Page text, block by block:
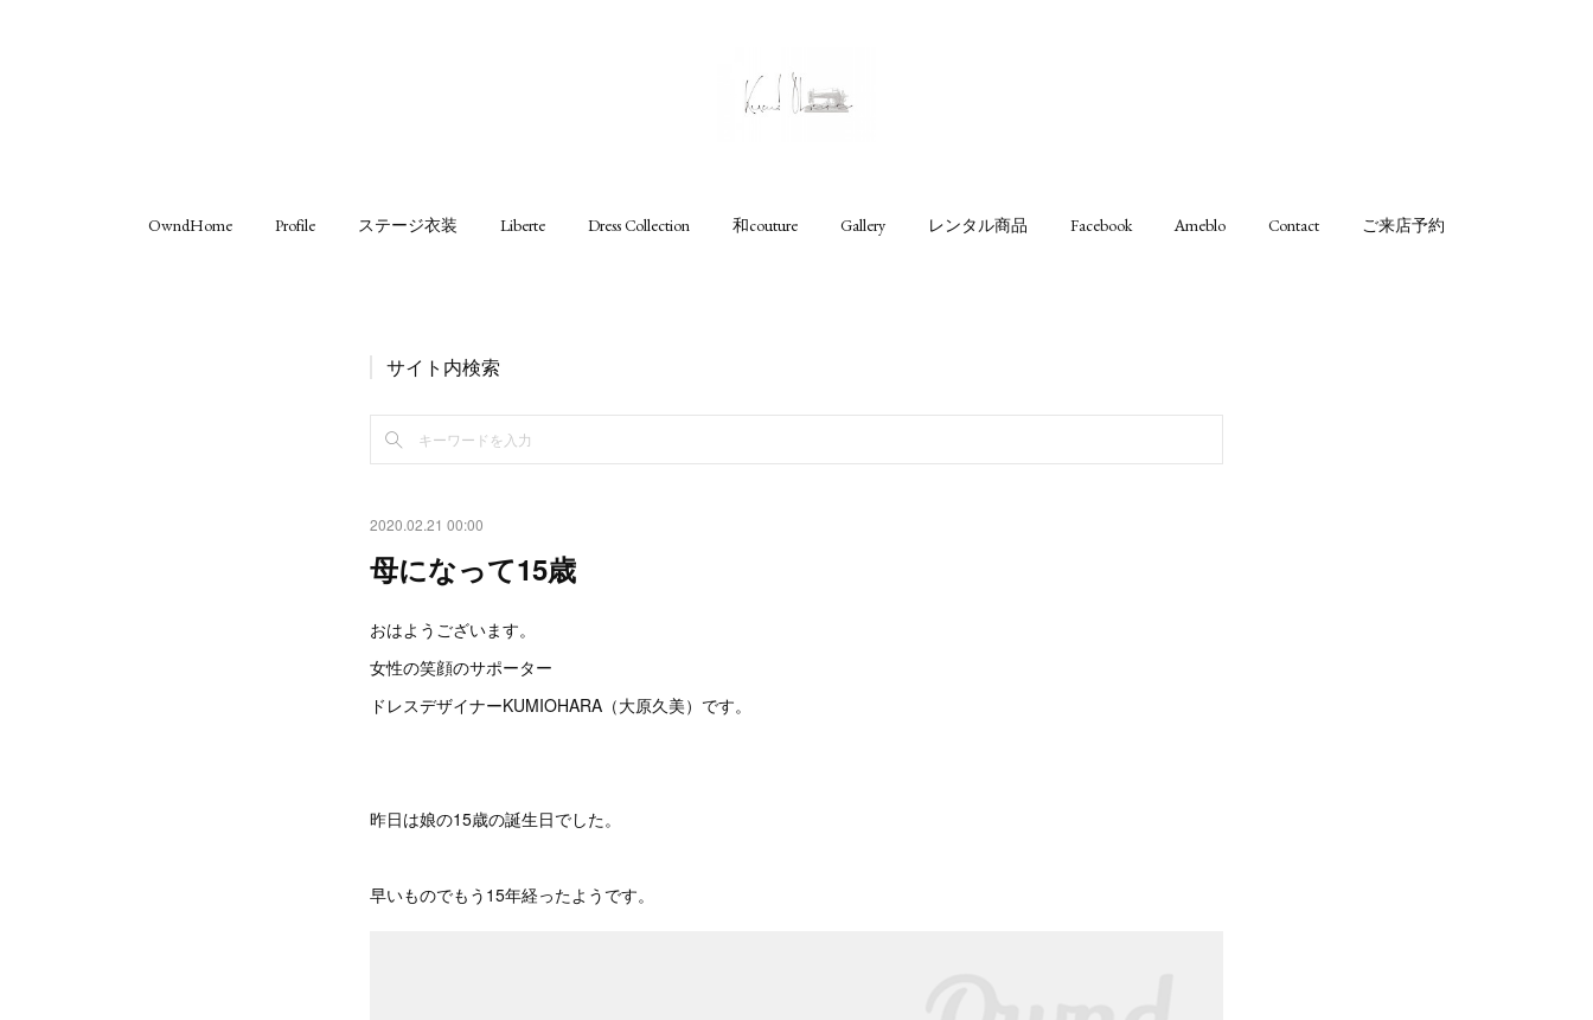
OwndHome Profile ステージ衣装 Liberte Dress Collection 和couture Gallery レンタル商品 Facebook Ameblo Contact ご来店予約
サイト内検索
2020.02.21 00:00
母になって15歳
おはようございます。
女性の笑顔のサポーター
ドレスデザイナーKUMIOHARA（大原久美）です。
昨日は娘の15歳の誕生日でした。
早いものでもう15年経ったようです。